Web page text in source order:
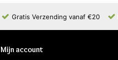
Gratis Verzending vanaf €20
Mijn account